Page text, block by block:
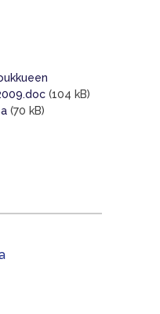
(104 kB)
(70 kB)